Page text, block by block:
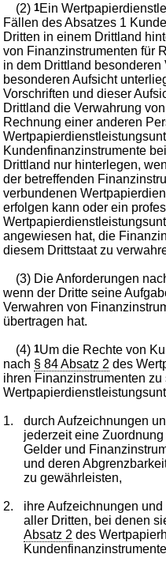
(2)1Ein
Fällen des Absatzes 1
Dritten in einem Drittland
von Finanzinstrumenten für
in dem Drittland besonderen
besonderen Aufsicht
Vorschriften und dieser
Drittland die Verwahrung
Rechnung einer anderen
Kundenfinanzinstrumente
Drittland nur hinterlegen,
der betreffenden
verbundenen
erfolgen kann oder ein
angewiesen hat, die
diesem Drittstaat zu
(3) Die Anforderungen
wenn der Dritte seine
Verwahren von
übertragen hat.
(4)1Um die Rechte von
nach § 84 Absatz 2 des
ihren Finanzinstrumenten zu
1.
durch Aufzeichnungen
jederzeit eine
Gelder und
und deren
zu gewährleisten,
2.
ihre Aufzeichnungen
aller Dritten, bei denen
Absatz 2 des